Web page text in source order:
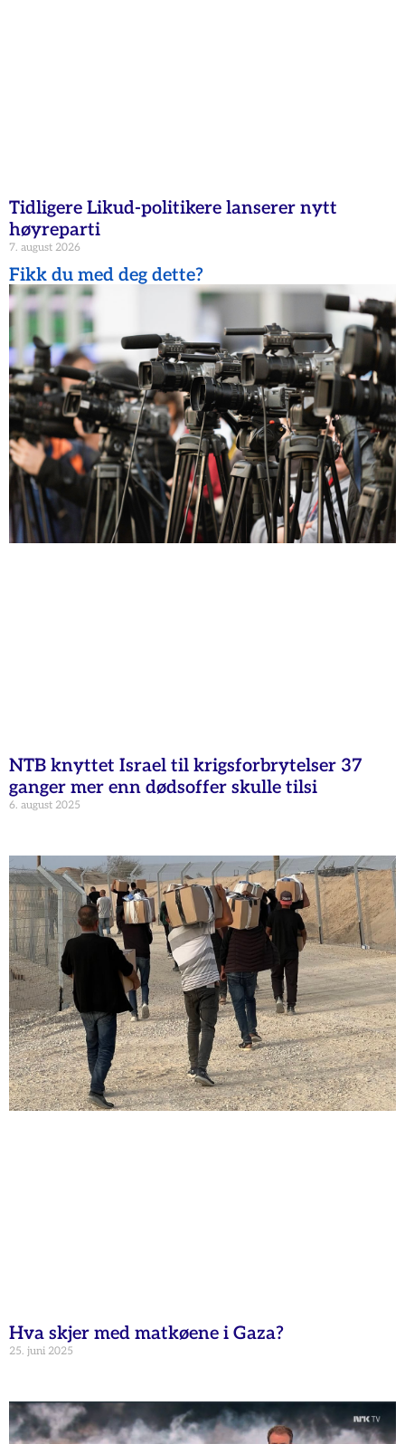
Tidligere Likud-politikere lanserer nytt
høyreparti
7. august 2026
Fikk du med deg dette?
NTB knyttet Israel til krigsforbrytelser 37
ganger mer enn dødsoffer skulle tilsi
6. august 2025
Hva skjer med matkøene i Gaza?
25. juni 2025